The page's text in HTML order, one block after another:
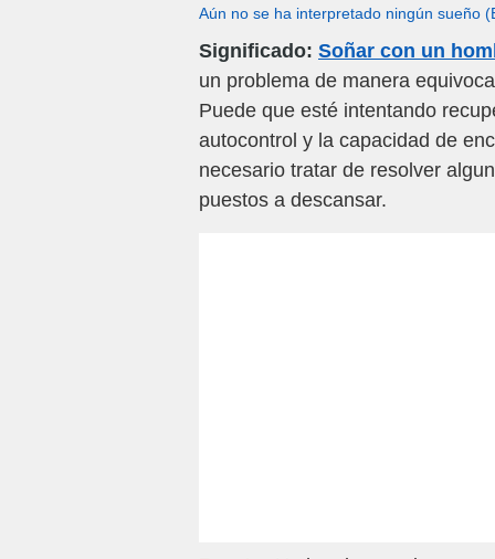
Aún no se ha interpretado ningún sueño
Significado: Soñar con un
un problema de manera
Puede que esté intentando
autocontrol y la capacidad de
necesario tratar de resolver
puestos a descansar.